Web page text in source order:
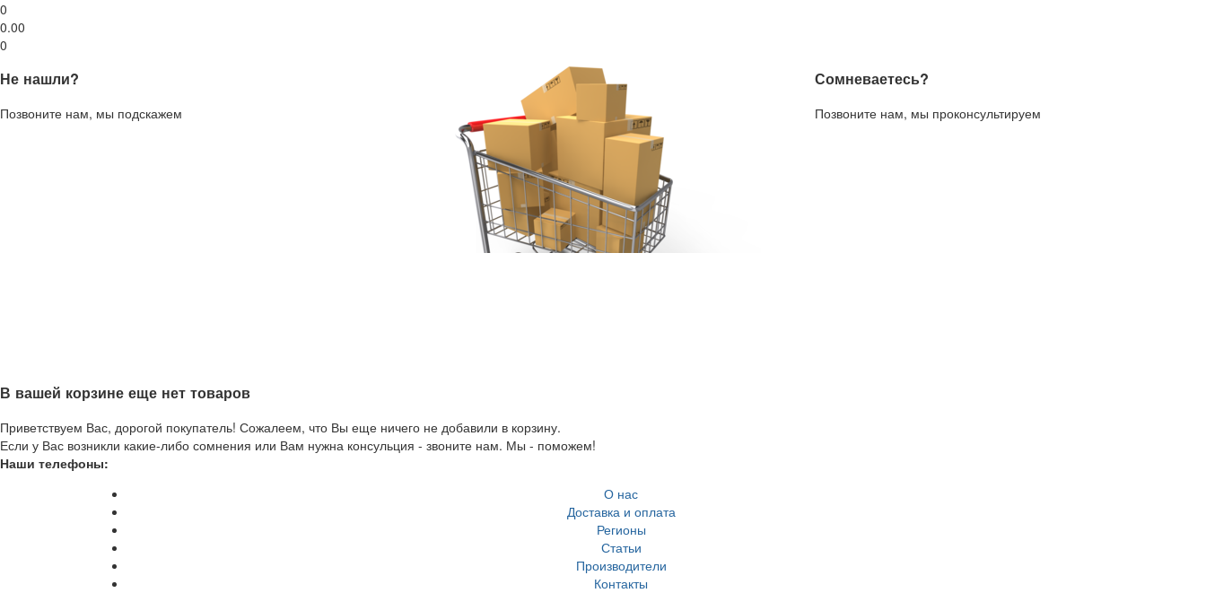
0
0.00
0
Не нашли?
Позвоните нам, мы подскажем
Сомневаетесь?
Позвоните нам, мы проконсультируем
В вашей корзине еще нет товаров
Приветствуем Вас, дорогой покупатель! Сожалеем, что Вы еще ничего не добавили в корзину.
Если у Вас возникли какие-либо сомнения или Вам нужна консульция - звоните нам. Мы - поможем!
Наши телефоны:
О нас
Доставка и оплата
Регионы
Статьи
Производители
Контакты